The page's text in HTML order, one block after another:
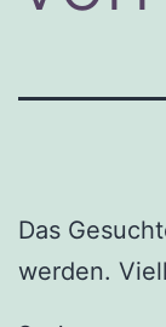
Das
werden.